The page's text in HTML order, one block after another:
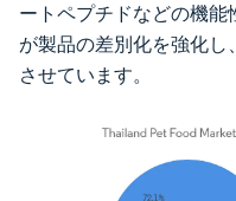
ートペプチドなどの機
が製品の差別化を強化
させています。